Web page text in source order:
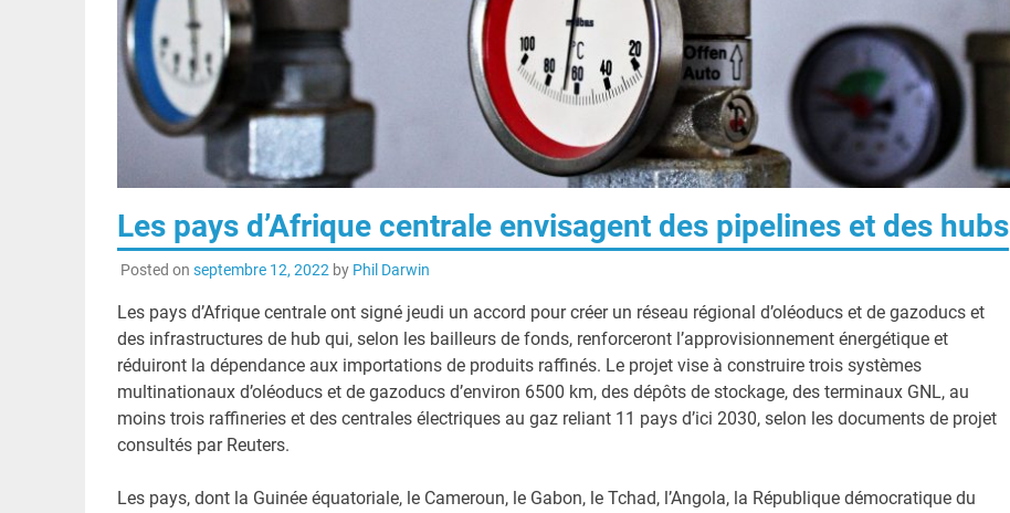
Les pays d’Afrique centrale envisagent des pipelines et des hubs
Posted on septembre 12, 2022 by Phil Darwin
Les pays d’Afrique centrale ont signé jeudi un accord pour créer un réseau régional d’oléoducs et de gazoducs et
des infrastructures de hub qui, selon les bailleurs de fonds, renforceront l’approvisionnement énergétique et
réduiront la dépendance aux importations de produits raffinés. Le projet vise à construire trois systèmes
multinationaux d’oléoducs et de gazoducs d’environ 6500 km, des dépôts de stockage, des terminaux GNL, au
moins trois raffineries et des centrales électriques au gaz reliant 11 pays d’ici 2030, selon les documents de projet
consultés par Reuters.
Les pays, dont la Guinée équatoriale, le Cameroun, le Gabon, le Tchad, l’Angola, la République démocratique du